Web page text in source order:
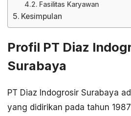
Fasilitas Karyawan
Kesimpulan
Profil PT Diaz
Surabaya
PT Diaz Indogrosir Surabaya
yang didirikan pada tahun